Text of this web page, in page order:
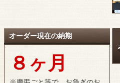
オーダー現在の納期
８ヶ月